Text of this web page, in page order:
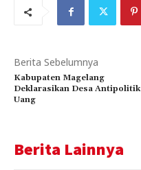
Berita Sebelumnya
Kabupaten Magelang
Deklarasikan Desa Antipolitik
Uang
Berita Lainnya